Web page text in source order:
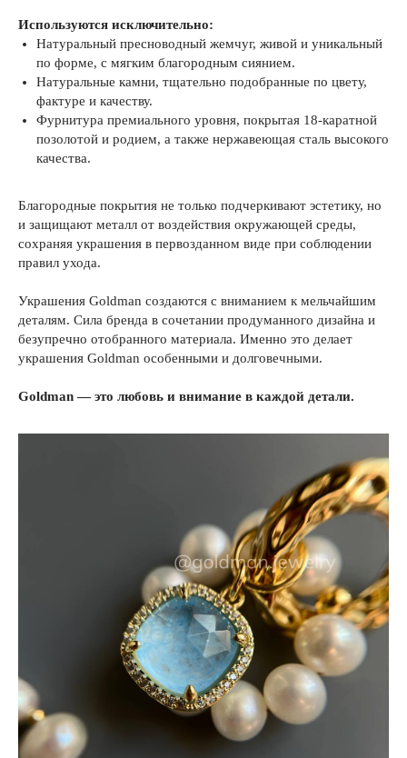
Используются исключительно:
Натуральный пресноводный жемчуг, живой и уникальный
по форме, с мягким благородным сиянием.
Натуральные камни, тщательно подобранные по цвету,
фактуре и качеству.
Фурнитура премиального уровня, покрытая 18-каратной
позолотой и родием, а также нержавеющая сталь высокого
качества.
Благородные покрытия не только подчеркивают эстетику, но
и защищают металл от воздействия окружающей среды,
сохраняя украшения в первозданном виде при соблюдении
правил ухода.
Украшения Goldman создаются с вниманием к мельчайшим
деталям. Сила бренда в сочетании продуманного дизайна и
безупречно отобранного материала. Именно это делает
украшения Goldman особенными и долговечными.
Goldman — это любовь и внимание в каждой детали.